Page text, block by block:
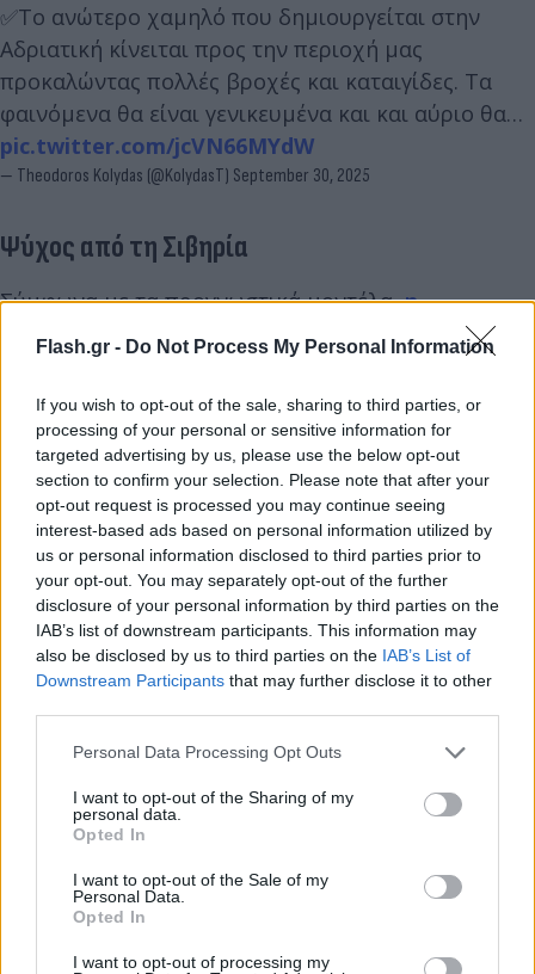
Flash.gr - Do Not Process My Personal Information
If you wish to opt-out of the sale, sharing to third parties, or
processing of your personal or sensitive information for
targeted advertising by us, please use the below opt-out
section to confirm your selection. Please note that after your
opt-out request is processed you may continue seeing
interest-based ads based on personal information utilized by
us or personal information disclosed to third parties prior to
your opt-out. You may separately opt-out of the further
disclosure of your personal information by third parties on the
IAB’s list of downstream participants. This information may
also be disclosed by us to third parties on the IAB’s List of
Downstream Participants that may further disclose it to other
Please note that this website/app uses one or more Google
not limited to your visit or usage behaviour. You may click to
grant or deny consent to Google and its third-party tags to
use your data for below specified purposes in below Google
consent section.
Personal Data Processing Opt Outs
I want to opt-out of the Sharing of my
personal data.
Opted In
I want to opt-out of the Sale of my
Personal Data.
Opted In
I want to opt-out of processing my
✅Το ανώτερο χαμηλό που δημιουργείται στην
Αδριατική κίνειται προς την περιοχή μας
προκαλώντας πολλές βροχές και καταιγίδες. Τα
φαινόμενα θα είναι γενικευμένα και και αύριο θα…
pic.twitter.com/jcVN66MYdW
— Theodoros Kolydas (@KolydasT) September 30, 2025
Ψύχος από τη Σιβηρία
Σύμφωνα με τα προγνωστικά μοντέλα,η
κακοκαιρία που ξεκινά από τη Σιβηρία θα
κατευθυνθεί προς τη Νότια και Κεντρική
Ευρώπη, προκαλώντας θερμοκρασιακή πτώση έως
και 15 βαθμών κάτω από τα κανονικά για την
εποχή επίπεδα.
Ήδη, το Weather Analysis Greece προειδοποιεί ότι
από την Τετάρτη έως και το Σάββατο η βόρεια
Ελλάδα θα βιώσει σχεδόν χειμωνιάτικες συνθήκες,
με τον υδράργυρο να υποχωρεί σε επίπεδα
Δεκεμβρίου. Οι μετεωρολόγοι υπογραμμίζουν ότι
δεν είναι οι βροχές το κύριο χαρακτηριστικό της
κακοκαιρίας, αλλά η έντονη ψυχρή εισβολή που θα
φέρει πρόωρη ανάγκη για θέρμανση ακόμη και στις